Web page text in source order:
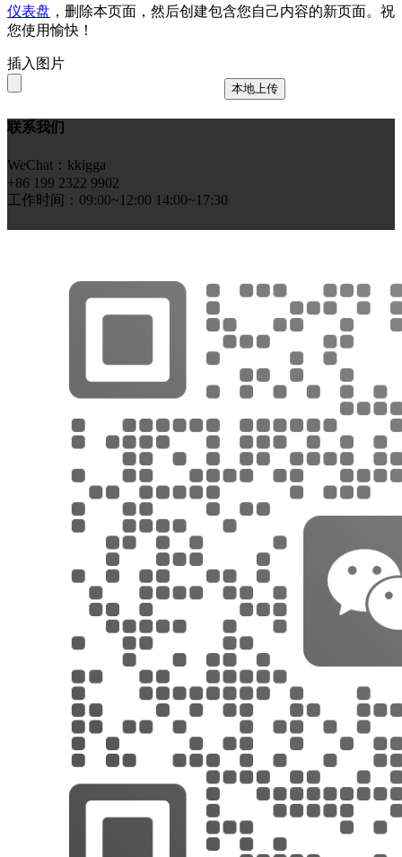
仪表盘 ，删除本页面，然后创建包含您自己内容的新页面。祝
您使用愉快！
插入图片
本地上传
联系我们
WeChat：kkigga
+86 199 2322 9902
工作时间：09:00~12:00 14:00~17:30